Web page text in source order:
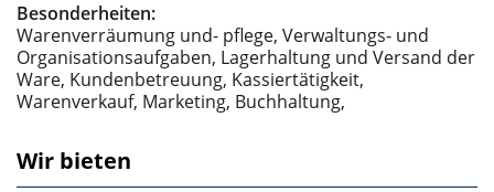
Besonderheiten:
Warenverräumung und- pflege, Verwaltungs- und
Organisationsaufgaben, Lagerhaltung und Versand der
Ware, Kundenbetreuung, Kassiertätigkeit,
Warenverkauf, Marketing, Buchhaltung,
Wir bieten